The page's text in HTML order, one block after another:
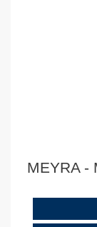
MEYRA -